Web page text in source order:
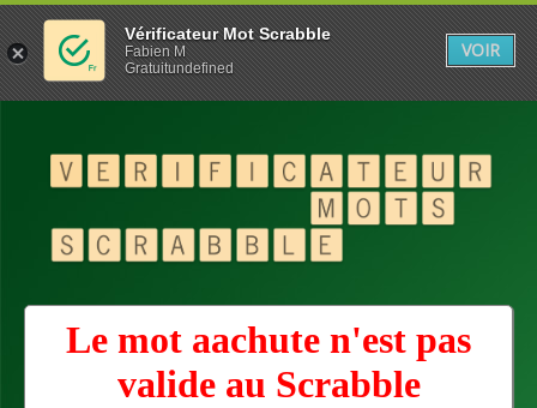
Le mot aachute n'est pas
valide au Scrabble
Vérificateur Mot Scrabble
Fabien M
Gratuitundefined
VOIR